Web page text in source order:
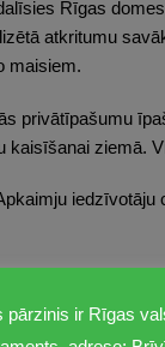
Rīgas
atkritumu
maisiem.
privātīpašumu
ziemā.
prospekta Nr.
pārzinis ir Rīgas